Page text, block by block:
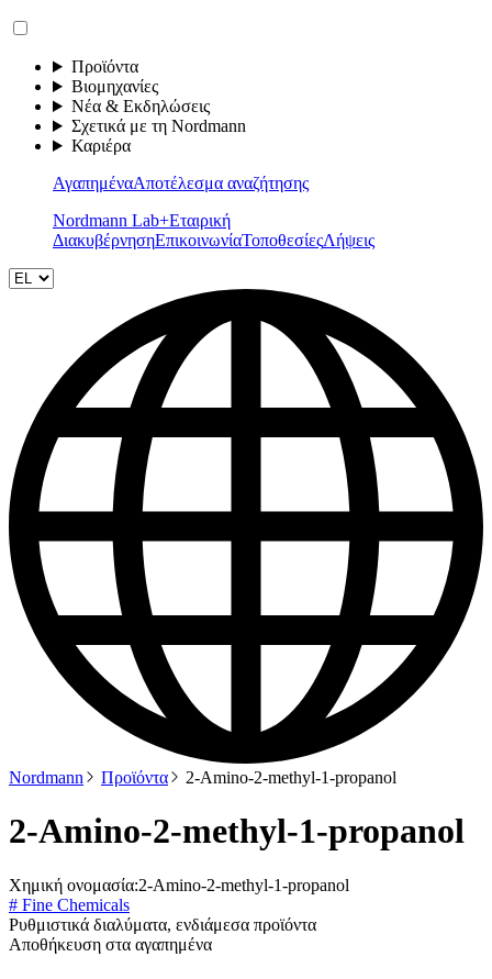
Προϊόντα
Βιομηχανίες
Νέα & Εκδηλώσεις
Σχετικά με τη Nordmann
Καριέρα
ΑγαπημέναΑποτέλεσμα αναζήτησης
Nordmann Lab+Εταιρική
ΔιακυβέρνησηΕπικοινωνίαΤοποθεσίεςΛήψεις
Nordmann Προϊόντα 2-Amino-2-methyl-1-propanol
2-Amino-2-methyl-1-propanol
Χημική ονομασία:2-Amino-2-methyl-1-propanol
# Fine Chemicals
Ρυθμιστικά διαλύματα, ενδιάμεσα προϊόντα
Αποθήκευση στα αγαπημένα